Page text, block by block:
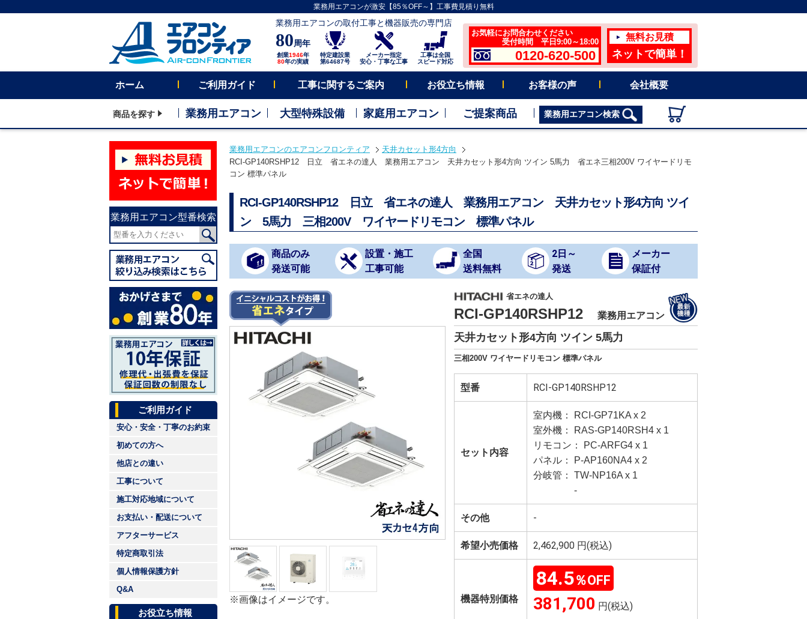
業務用エアコンが激安【85％OFF～】工事費見積り無料
業務用エアコンの取付工事と機器販売の専門店
80周年
創業1946年
80年の実績
特定建設業
第64687号
メーカー指定
安心・丁寧な工事
工事は全国
スピード対応
お気軽にお問合わせください
受付時間 平日9:00～18:00
0120-620-500
無料お見積
ネットで簡単！
ホーム ご利用ガイド 工事に関するご案内 お役立ち情報 お客様の声 会社概要
商品を探す 業務用エアコン 大型特殊設備 家庭用エアコン ご提案商品 業務用エアコン検索
業務用エアコン型番検索
ご利用ガイド
安心・安全・丁寧のお約束
初めての方へ
他店との違い
工事について
施工対応地域について
お支払い・配送について
アフターサービス
特定商取引法
個人情報保護方針
Q&A
お役立ち情報
業務用エアコンのエアコンフロンティア
天井カセット形4方向
RCI-GP140RSHP12 日立 省エネの達人 業務用エアコン 天井カセット形4方向 ツイン 5馬力 省エネ三相200V ワイヤードリモ
コン 標準パネル
RCI-GP140RSHP12 日立 省エネの達人 業務用エアコン 天井カセット形4方向 ツイ
ン 5馬力 三相200V ワイヤードリモコン 標準パネル
商品のみ
発送可能
設置・施工
工事可能
全国
送料無料
2日～
発送
メーカー
保証付
※画像はイメージです。
省エネの達人
RCI-GP140RSHP12 業務用エアコン
天井カセット形4方向 ツイン 5馬力
三相200V ワイヤードリモコン 標準パネル
型番 RCI-GP140RSHP12
セット内容
室内機： RCI-GP71KA x 2
室外機： RAS-GP140RSH4 x 1
リモコン： PC-ARFG4 x 1
パネル： P-AP160NA4 x 2
分岐管： TW-NP16A x 1
-
その他 -
希望小売価格 2,462,900 円(税込)
機器特別価格
84.5％OFF
381,700 円(税込)